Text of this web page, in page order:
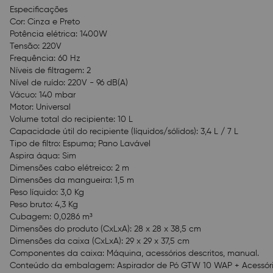
Especificações
Cor: Cinza e Preto
Potência elétrica: 1400W
Tensão: 220V
Frequência: 60 Hz
Níveis de filtragem: 2
Nível de ruído: 220V - 96 dB(A)
Vácuo: 140 mbar
Motor: Universal
Volume total do recipiente: 10 L
Capacidade útil do recipiente (líquidos/sólidos): 3,4 L / 7 L
Tipo de filtro: Espuma; Pano Lavável
Aspira áqua: Sim
Dimensões cabo elétreico: 2 m
Dimensões da mangueira: 1,5 m
Peso líquido: 3,0 Kg
Peso bruto: 4,3 Kg
Cubagem: 0,0286 m³
Dimensões do produto (CxLxA): 28 x 28 x 38,5 cm
Dimensões da caixa (CxLxA): 29 x 29 x 37,5 cm
Componentes da caixa: Máquina, acessórios descritos, manual.
Conteúdo da embalagem: Aspirador de Pó GTW 10 WAP +